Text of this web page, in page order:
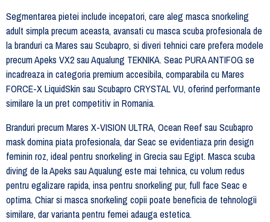
Segmentarea pietei include incepatori, care aleg masca snorkeling
adult simpla precum aceasta, avansati cu masca scuba profesionala de
la branduri ca Mares sau Scubapro, si diveri tehnici care prefera modele
precum Apeks VX2 sau Aqualung TEKNIKA. Seac PURA ANTIFOG se
incadreaza in categoria premium accesibila, comparabila cu Mares
FORCE-X LiquidSkin sau Scubapro CRYSTAL VU, oferind performante
similare la un pret competitiv in Romania.
Branduri precum Mares X-VISION ULTRA, Ocean Reef sau Scubapro
mask domina piata profesionala, dar Seac se evidentiaza prin design
feminin roz, ideal pentru snorkeling in Grecia sau Egipt. Masca scuba
diving de la Apeks sau Aqualung este mai tehnica, cu volum redus
pentru egalizare rapida, insa pentru snorkeling pur, full face Seac e
optima. Chiar si masca snorkeling copii poate beneficia de tehnologii
similare, dar varianta pentru femei adauga estetica.